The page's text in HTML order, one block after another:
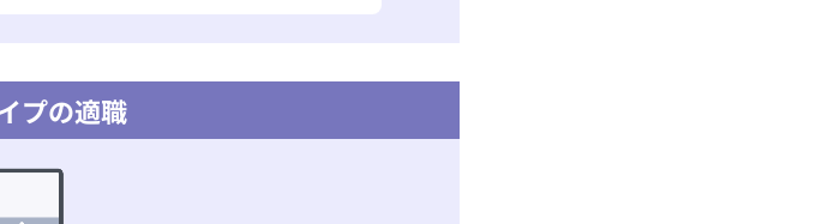
プの適職